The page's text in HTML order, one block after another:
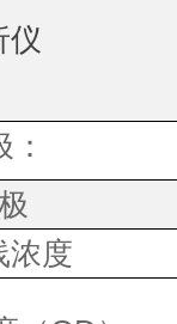
仪
浓度